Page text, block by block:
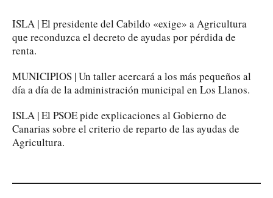
ISLA | El presidente del Cabildo «exige» a Agricultura
que reconduzca el decreto de ayudas por pérdida de
renta.
MUNICIPIOS | Un taller acercará a los más pequeños al
día a día de la administración municipal en Los Llanos.
ISLA | El PSOE pide explicaciones al Gobierno de
Canarias sobre el criterio de reparto de las ayudas de
Agricultura.